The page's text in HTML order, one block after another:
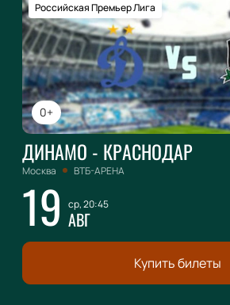
0+
Российская Премьер Лига
ДИНАМО - КРАСНОДАР
Москва ВТБ-АРЕНА
19 ср, 20:45
АВГ
Купить билеты